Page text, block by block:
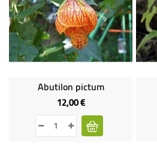
Abutilon pictum
12,00 €Prix